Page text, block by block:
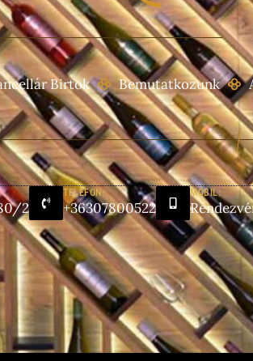
Birtok Bemutatkozunk
2
TELEFON:
+36307800522
MOBIL: